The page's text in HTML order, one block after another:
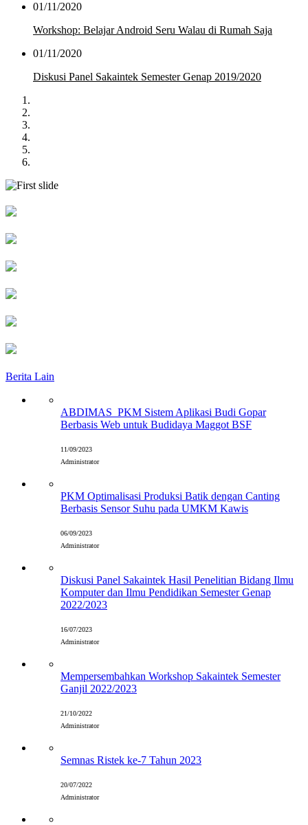
01/11/2020
Workshop: Belajar Android Seru Walau di Rumah Saja
01/11/2020
Diskusi Panel Sakaintek Semester Genap 2019/2020
Berita Lain
ABDIMAS_PKM Sistem Aplikasi Budi Gopar
Berbasis Web untuk Budidaya Maggot BSF
11/09/2023
Administrator
PKM Optimalisasi Produksi Batik dengan Canting
Berbasis Sensor Suhu pada UMKM Kawis
06/09/2023
Administrator
Diskusi Panel Sakaintek Hasil Penelitian Bidang Ilmu
Komputer dan Ilmu Pendidikan Semester Genap
2022/2023
16/07/2023
Administrator
Mempersembahkan Workshop Sakaintek Semester
Ganjil 2022/2023
21/10/2022
Administrator
Semnas Ristek ke-7 Tahun 2023
20/07/2022
Administrator